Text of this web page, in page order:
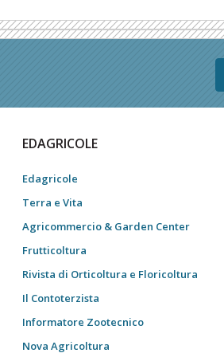
EDAGRICOLE
Edagricole
Terra e Vita
Agricommercio & Garden Center
Frutticoltura
Rivista di Orticoltura e Floricoltura
Il Contoterzista
Informatore Zootecnico
Nova Agricoltura